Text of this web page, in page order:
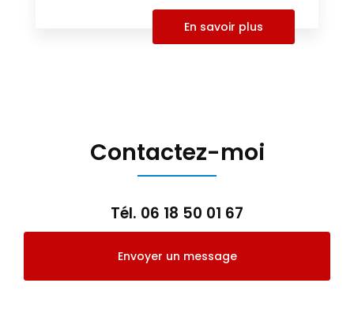
En savoir plus
Contactez-moi
Tél. 06 18 50 01 67
Envoyer un message